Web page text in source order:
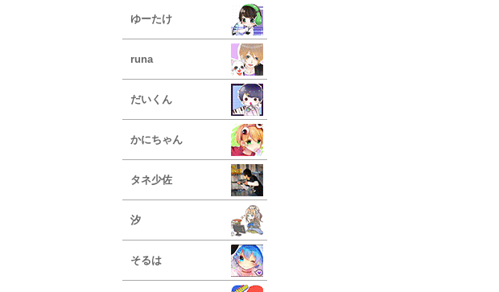
ゆーたけ
runa
だいくん
かにちゃん
タネ少佐
汐
そるは